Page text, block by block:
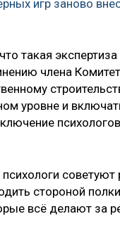
игр заново
такая
члена
уровне и
психологи
стороной
всё делают за